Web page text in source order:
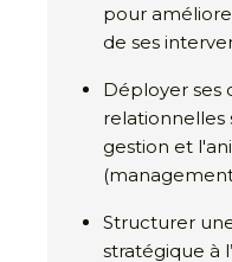
pour
de ses
Déployer ses
relationnelles
gestion et
Structurer
stratégique à